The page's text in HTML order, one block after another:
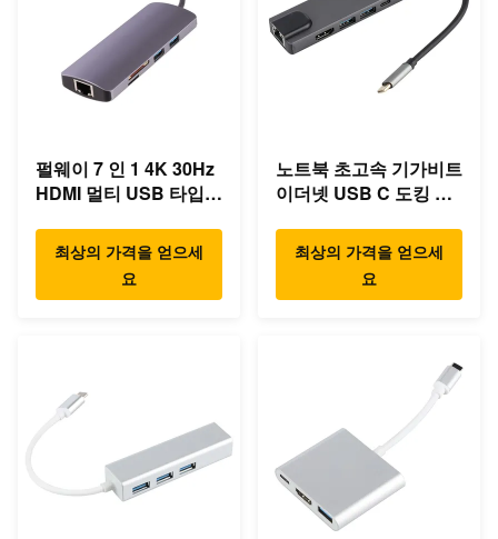
펄웨이 7 인 1 4K 30Hz
HDMI 멀티 USB 타입 C
최상의 가격을 얻으세
요
노트북 초고속 기가비트
이더넷 USB C 도킹 스
최상의 가격을 얻으세
요